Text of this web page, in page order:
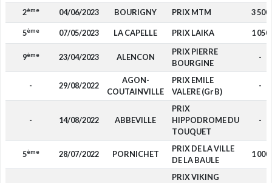
2ème 04/06/2023 BOURIGNY PRIX MTM 3 500
5ème 07/05/2023 LA CAPELLE PRIX LAIKA 1 050
9ème 23/04/2023 ALENCON
PRIX PIERRE
BOURGINE
-
- 29/08/2022
AGON-
COUTAINVILLE
PRIX EMILE
VALERE (Gr B)
-
- 14/08/2022 ABBEVILLE
PRIX
HIPPODROME DU
TOUQUET
-
5ème 28/07/2022 PORNICHET
PRIX DE LA VILLE
DE LA BAULE
1 000
PRIX VIKING